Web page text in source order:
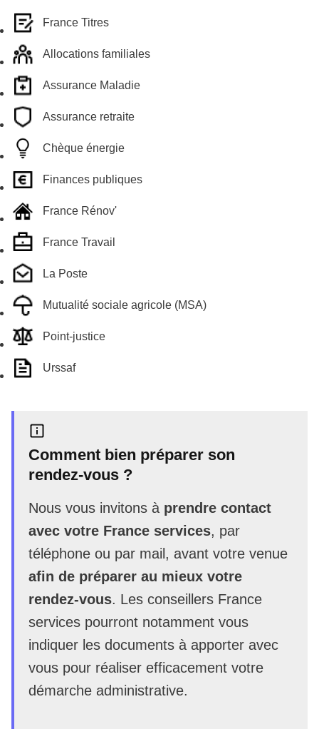
France Titres
Allocations familiales
Assurance Maladie
Assurance retraite
Chèque énergie
Finances publiques
France Rénov'
France Travail
La Poste
Mutualité sociale agricole (MSA)
Point-justice
Urssaf
Comment bien préparer son
rendez-vous ?
Nous vous invitons à prendre contact
avec votre France services, par
téléphone ou par mail, avant votre venue
afin de préparer au mieux votre
rendez-vous. Les conseillers France
services pourront notamment vous
indiquer les documents à apporter avec
vous pour réaliser efficacement votre
démarche administrative.